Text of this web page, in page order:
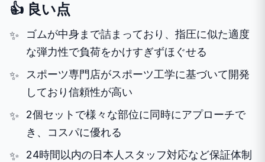
👍 良い点
ゴムが中身まで詰まっており、指圧に似た適度
な弾力性で負荷をかけすぎずほぐせる
スポーツ専門店がスポーツ工学に基づいて開発
しており信頼性が高い
2個セットで様々な部位に同時にアプローチで
き、コスパに優れる
24時間以内の日本人スタッフ対応など保証体制